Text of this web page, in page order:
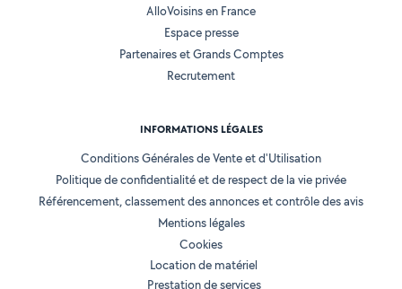
AlloVoisins en France
Espace presse
Partenaires et Grands Comptes
Recrutement
INFORMATIONS LÉGALES
Conditions Générales de Vente et d'Utilisation
Politique de confidentialité et de respect de la vie privée
Référencement, classement des annonces et contrôle des avis
Mentions légales
Cookies
Location de matériel
Prestation de services